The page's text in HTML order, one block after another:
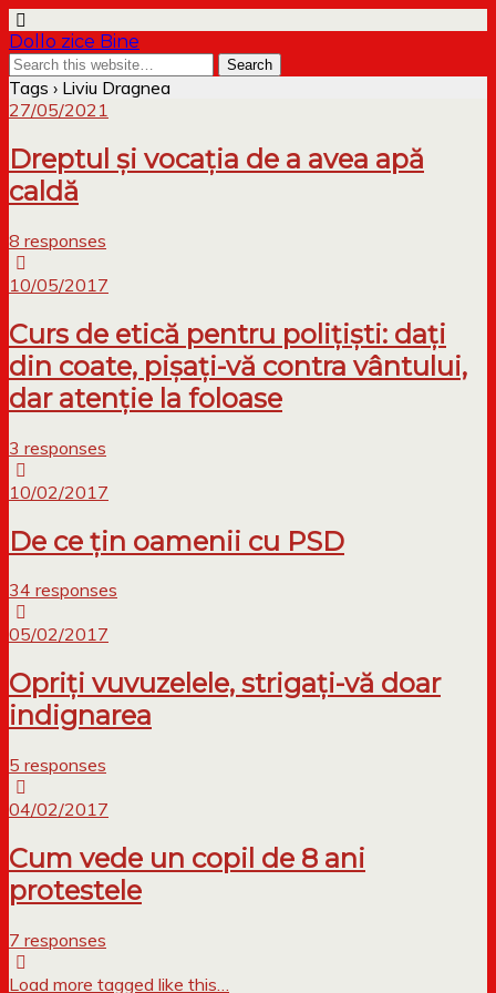
Dollo zice Bine
Tags › Liviu Dragnea
27/05/2021
Dreptul și vocația de a avea apă
caldă
8 responses
10/05/2017
Curs de etică pentru polițiști: dați
din coate, pișați-vă contra vântului,
dar atenție la foloase
3 responses
10/02/2017
De ce țin oamenii cu PSD
34 responses
05/02/2017
Opriți vuvuzelele, strigați-vă doar
indignarea
5 responses
04/02/2017
Cum vede un copil de 8 ani
protestele
7 responses
Load more tagged like this…